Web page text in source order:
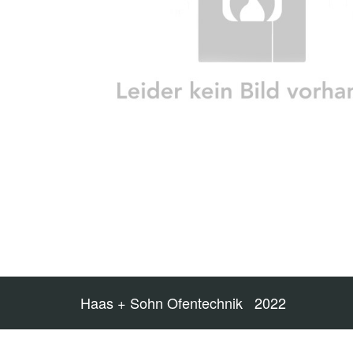
Haas + Sohn Ofentechnik 2022